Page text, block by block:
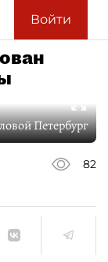
Войти
Петербург
82